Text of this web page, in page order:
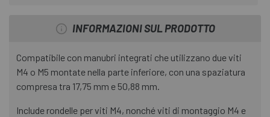
INFORMAZIONI SUL PRODOTTO
Compatibile con manubri integrati che utilizzano due viti
M4 o M5 montate nella parte inferiore, con una spaziatura
compresa tra 17,75 mm e 50,88 mm.
Include rondelle per viti M4, nonché viti di montaggio M4 e